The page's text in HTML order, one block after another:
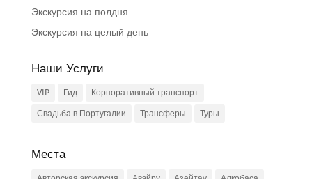
Экскурсия на полдня
Экскурсия на целый день
Наши Услуги
VIP Гид
Корпоративный транспорт
Свадьба в Португалии
Трансферы Туры
Места